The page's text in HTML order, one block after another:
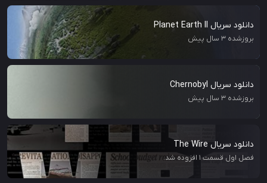
دانلود سریال Planet Earth II
بروزشده 3 سال پیش
دانلود سریال Chernobyl
بروزشده 3 سال پیش
دانلود سریال The Wire
فصل اول قسمت ۱ افزوده شد.